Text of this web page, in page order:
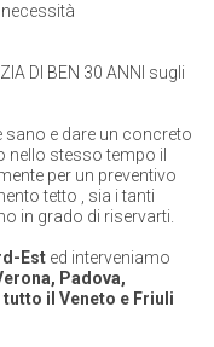
DI BEN 30 ANNI sugli
sano e dare un concreto
nello stesso tempo il
per un preventivo
tetto , sia i tanti
in grado di riservarti.
Est ed interveniamo
Padova,
il Veneto e Friuli